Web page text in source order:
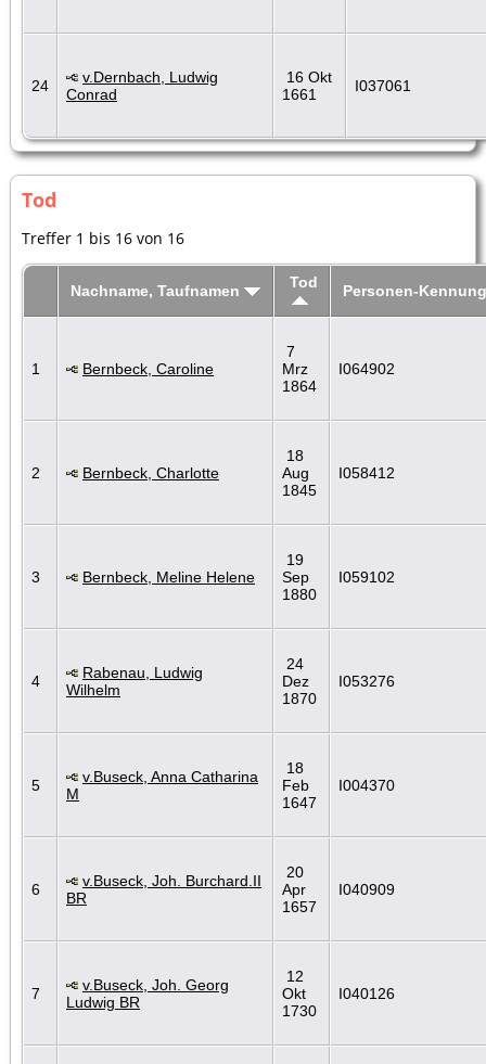
24
v.Dernbach, Ludwig
Conrad
16 Okt
1661
I037061
Tod
Treffer 1 bis 16 von 16
Nachname, Taufnamen Tod Personen-Kennung
1 Bernbeck, Caroline
7
Mrz
1864
I064902
2 Bernbeck, Charlotte
18
Aug
1845
I058412
3 Bernbeck, Meline Helene
19
Sep
1880
I059102
4
Rabenau, Ludwig
Wilhelm
24
Dez
1870
I053276
5
v.Buseck, Anna Catharina
M
18
Feb
1647
I004370
6
v.Buseck, Joh. Burchard.II
BR
20
Apr
1657
I040909
7
v.Buseck, Joh. Georg
Ludwig BR
12
Okt
1730
I040126